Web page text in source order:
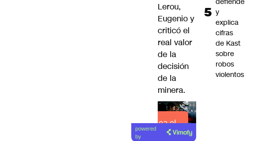
Lerou,
Eugenio y
criticó el
real valor
de la
decisión
de la
minera.
Lea el
artículo
powered
by
y
explica
cifras
de Kast
sobre
robos
violentos